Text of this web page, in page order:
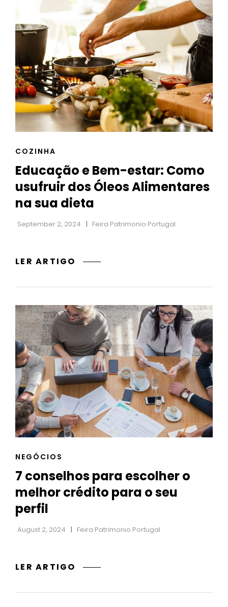
AÇORIANOS:
UM
PATRIMÓNIO
A
PRESERVAR
CAT
COZINHA
Educação e Bem-estar: Como
usufruir dos Óleos Alimentares
na sua dieta
September 2, 2024 Feira Patrimonio Portugal
LER ARTIGO EDUCAÇÃO
BEM-
COMO
USUFRUIR
DOS
ÓLEOS
ALIMENTARES
NA
SUA
DIETA
CAT
NEGÓCIOS
7 conselhos para escolher o
melhor crédito para o seu
perfil
August 2, 2024 Feira Patrimonio Portugal
LER ARTIGO
PARA